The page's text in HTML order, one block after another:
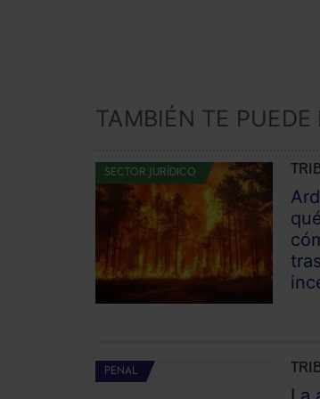
TAMBIÉN TE PUEDE
SECTOR JURÍDICO
PENAL